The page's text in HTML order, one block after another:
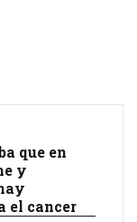
que en
y
el cancer